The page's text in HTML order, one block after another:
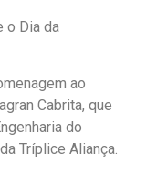
o Dia da
ao
Cabrita, que
do
Tríplice Aliança.